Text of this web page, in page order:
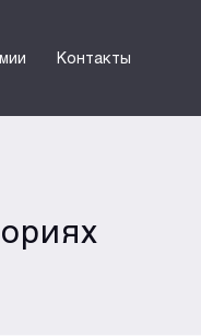
Контакты